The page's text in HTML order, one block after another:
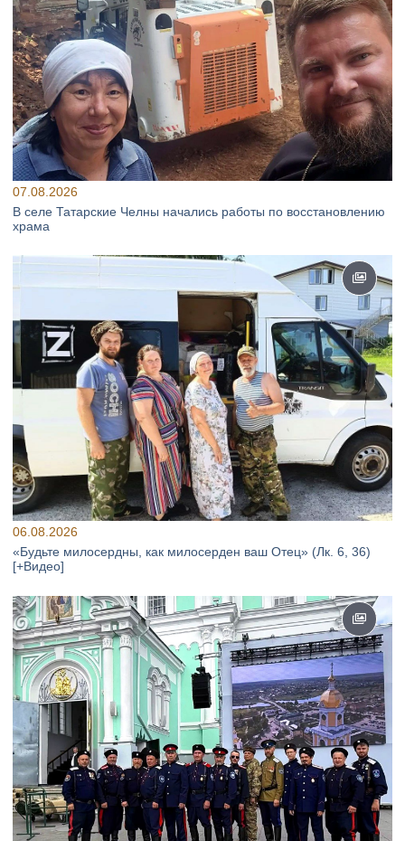
07.08.2026
В селе Татарские Челны начались работы по восстановлению
храма
06.08.2026
«Будьте милосердны, как милосерден ваш Отец» (Лк. 6, 36)
[+Видео]